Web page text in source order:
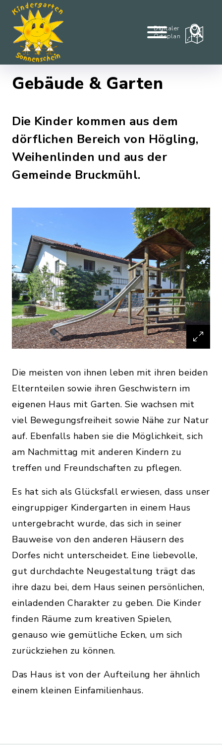
Digitaler
Ortsplan
Gebäude & Garten
Die Kinder kommen aus dem
dörflichen Bereich von Högling,
Weihenlinden und aus der
Gemeinde Bruckmühl.
Die meisten von ihnen leben mit ihren beiden
Elternteilen sowie ihren Geschwistern im
eigenen Haus mit Garten. Sie wachsen mit
viel Bewegungsfreiheit sowie Nähe zur Natur
auf. Ebenfalls haben sie die Möglichkeit, sich
am Nachmittag mit anderen Kindern zu
treffen und Freundschaften zu pflegen.
Es hat sich als Glücksfall erwiesen, dass unser
eingruppiger Kindergarten in einem Haus
untergebracht wurde, das sich in seiner
Bauweise von den anderen Häusern des
Dorfes nicht unterscheidet. Eine liebevolle,
gut durchdachte Neugestaltung trägt das
ihre dazu bei, dem Haus seinen persönlichen,
einladenden Charakter zu geben. Die Kinder
finden Räume zum kreativen Spielen,
genauso wie gemütliche Ecken, um sich
zurückziehen zu können.
Das Haus ist von der Aufteilung her ähnlich
einem kleinen Einfamilienhaus.